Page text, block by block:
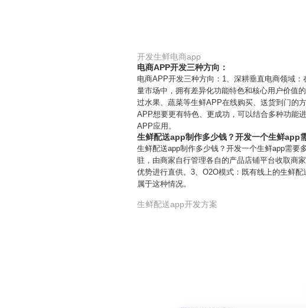
开发生鲜电商app
电商APP开发三种方向：
电商APP开发三种方向：1、深耕垂直电商领域
量市场中，拥有差异化功能特色和核心用户价值
过水果、蔬菜等生鲜APP在线购买、送货到门的
APP想要更有特色、更成功，可以结合多种功能
APP应用。
生鲜配送app制作多少钱？开发一个生鲜app
生鲜配送app制作多少钱？开发一个生鲜app需要
驻，由商家自行管理各自的产品店铺平台收取商
优势进行直供。3、O2O模式：既有线上的生鲜
属于这种情况。
生鲜配送app开发方案